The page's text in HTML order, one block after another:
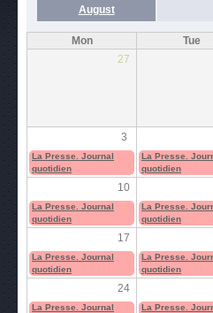
August
Mon Tue
27
3
La Presse. Journal
quotidien
La Presse.
quotidien
10
La Presse. Journal
quotidien
La Presse.
quotidien
17
La Presse. Journal
quotidien
La Presse.
quotidien
24
La Presse. Journal
La Presse.